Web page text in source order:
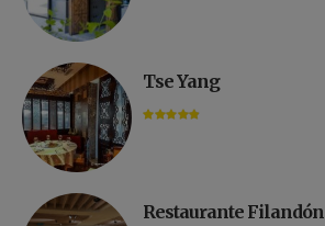
Tse Yang
Restaurante Filandón